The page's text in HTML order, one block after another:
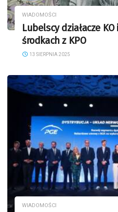
WIADOMOŚCI
Lubelscy działacze
środkach z KPO
13 SIERPNIA 2025
WIADOMOŚCI